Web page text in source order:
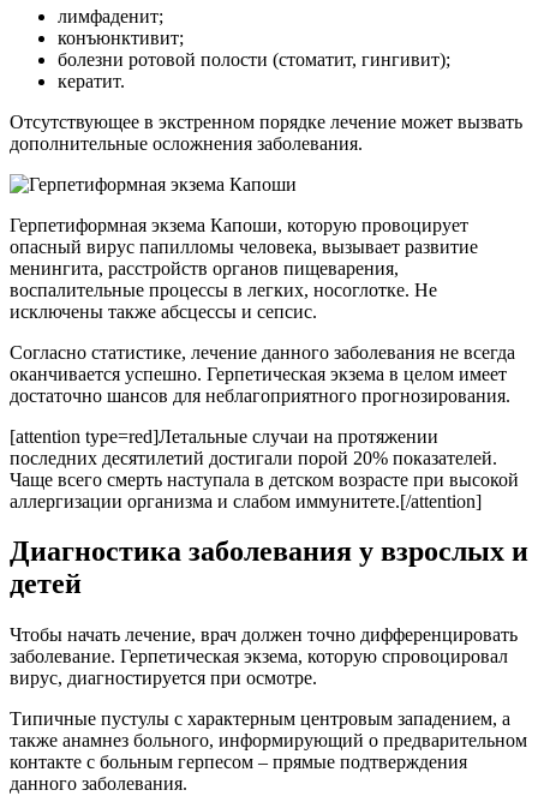
лимфаденит;
конъюнктивит;
болезни ротовой полости (стоматит, гингивит);
кератит.
Отсутствующее в экстренном порядке лечение может вызвать
дополнительные осложнения заболевания.
Герпетиформная экзема Капоши, которую провоцирует
опасный вирус папилломы человека, вызывает развитие
менингита, расстройств органов пищеварения,
воспалительные процессы в легких, носоглотке. Не
исключены также абсцессы и сепсис.
Согласно статистике, лечение данного заболевания не всегда
оканчивается успешно. Герпетическая экзема в целом имеет
достаточно шансов для неблагоприятного прогнозирования.
[attention type=red]Летальные случаи на протяжении
последних десятилетий достигали порой 20% показателей.
Чаще всего смерть наступала в детском возрасте при высокой
аллергизации организма и слабом иммунитете.[/attention]
Диагностика заболевания у взрослых и
детей
Чтобы начать лечение, врач должен точно дифференцировать
заболевание. Герпетическая экзема, которую спровоцировал
вирус, диагностируется при осмотре.
Типичные пустулы с характерным центровым западением, а
также анамнез больного, информирующий о предварительном
контакте с больным герпесом – прямые подтверждения
данного заболевания.